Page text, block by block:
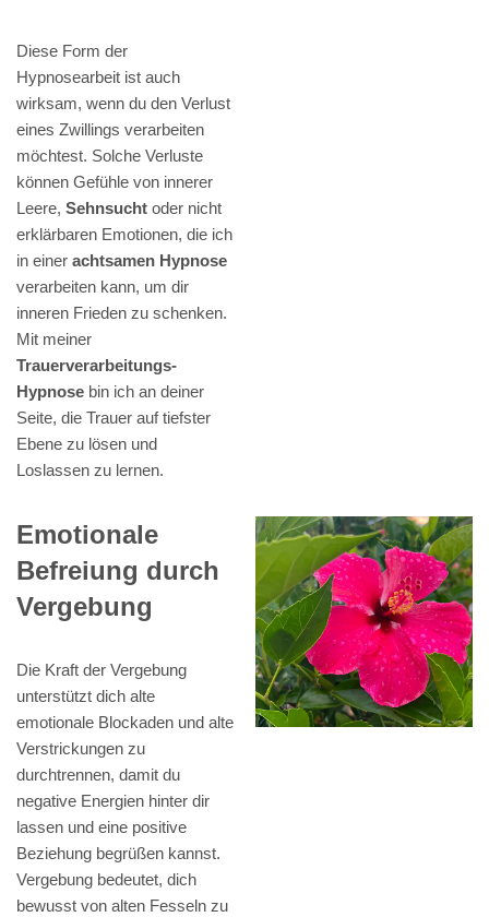
Diese Form der
Hypnosearbeit ist auch
wirksam, wenn du den Verlust
eines Zwillings verarbeiten
möchtest. Solche Verluste
können Gefühle von innerer
Leere, Sehnsucht oder nicht
erklärbaren Emotionen, die ich
in einer achtsamen Hypnose
verarbeiten kann, um dir
inneren Frieden zu schenken.
Mit meiner
Trauerverarbeitungs-
Hypnose bin ich an deiner
Seite, die Trauer auf tiefster
Ebene zu lösen und
Loslassen zu lernen.
Emotionale
Befreiung durch
Vergebung
Die Kraft der Vergebung
unterstützt dich alte
emotionale Blockaden und alte
Verstrickungen zu
durchtrennen, damit du
negative Energien hinter dir
lassen und eine positive
Beziehung begrüßen kannst.
Vergebung bedeutet, dich
bewusst von alten Fesseln zu